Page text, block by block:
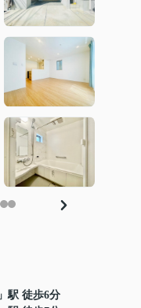
」駅 徒歩6分